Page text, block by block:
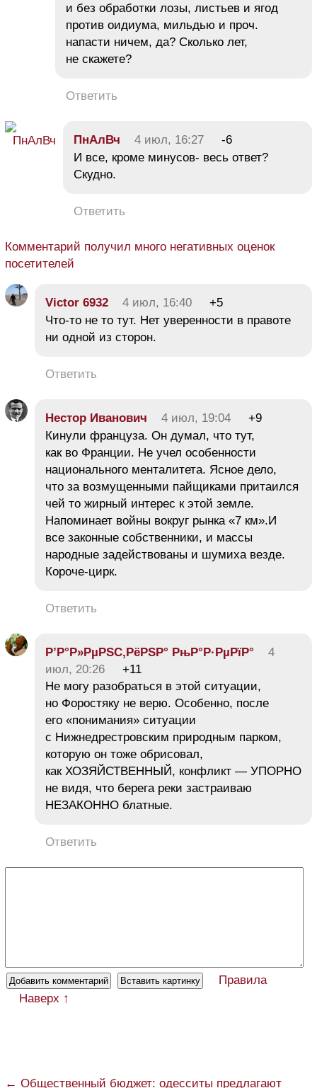
и без обработки лозы, листьев и ягод
против оидиума, мильдью и проч.
напасти ничем, да? Сколько лет,
не скажете?
Ответить
ПнАлВч 4 июл, 16:27
-6
И все, кроме минусов- весь ответ?
Скудно.
Ответить
Комментарий получил много негативных оценок
посетителей
Victor 6932 4 июл, 16:40
+5
Что-то не то тут. Нет уверенности в правоте
ни одной из сторон.
Ответить
Нестор Иванович 4 июл, 19:04
+9
Кинули француза. Он думал, что тут,
как во Франции. Не учел особенности
национального менталитета. Ясное дело,
что за возмущенными пайщиками притаился
чей то жирный интерес к этой земле.
Напоминает войны вокруг рынка «7 км».И
все законные собственники, и массы
народные задействованы и шумиха везде.
Короче-цирк.
Ответить
Р’Р°Р»РµРЅС‚РёРЅР° РњР°Р·РµРїР°
4
июл, 20:26
+11
Не могу разобраться в этой ситуации,
но Форостяку не верю. Особенно, после
его «понимания» ситуации
с Нижнедрестровским природным парком,
которую он тоже обрисовал,
как ХОЗЯЙСТВЕННЫЙ, конфликт — УПОРНО
не видя, что берега реки застраиваю
НЕЗАКОННО блатные.
Ответить
Правила
Наверх ↑
← Общественный бюджет: одесситы предлагают